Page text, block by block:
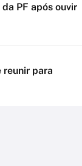
PF após ouvir
reunir para